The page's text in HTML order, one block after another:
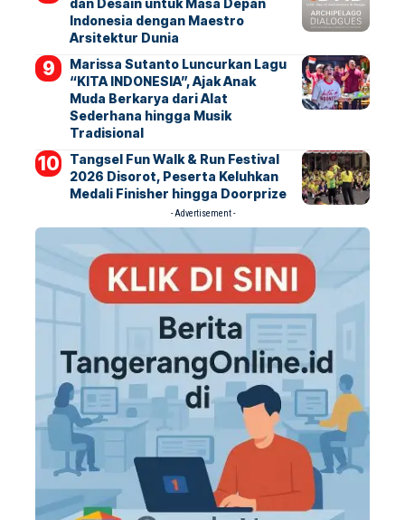
Indonesia dengan Maestro
Arsitektur Dunia
Marissa Sutanto Luncurkan Lagu
“KITA INDONESIA”, Ajak Anak
Muda Berkarya dari Alat
Sederhana hingga Musik
Tradisional
Tangsel Fun Walk & Run Festival
2026 Disorot, Peserta Keluhkan
Medali Finisher hingga Doorprize
- Advertisement -